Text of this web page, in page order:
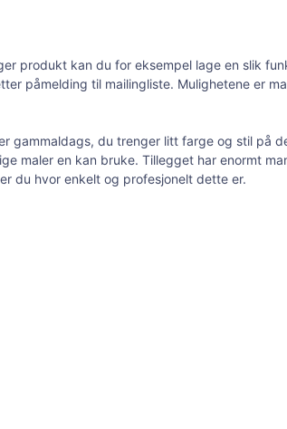
produkt kan du for eksempel lage en slik
påmelding til mailingliste. Mulighetene er
gammaldags, du trenger litt farge og stil på
maler en kan bruke. Tillegget har enormt
du hvor enkelt og profesjonelt dette er.